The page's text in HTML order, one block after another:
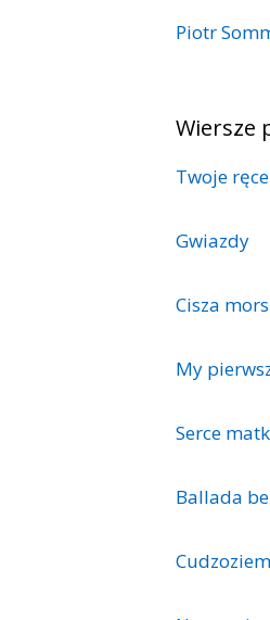
Piotr
Wiersze
Twoje ręce
Gwiazdy
Cisza
My
Serce
Ballada